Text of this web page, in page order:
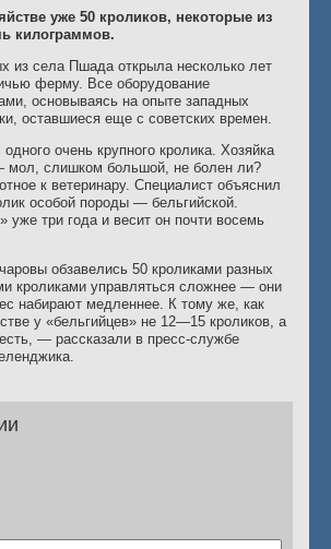
уже 50 кроликов, некоторые из
килограммов.
из села Пшада открыла несколько лет
ферму. Все оборудование
основываясь на опыте западных
оставшиеся еще с советских времен.
очень крупного кролика. Хозяйка
мол, слишком большой, не болен ли?
к ветеринару. Специалист объяснил
особой породы — бельгийской.
три года и весит он почти восемь
обзавелись 50 кроликами разных
кроликами управляться сложнее — они
набирают медленнее. К тому же, как
у «бельгийцев» не 12—15 кроликов, а
— рассказали в пресс-службе